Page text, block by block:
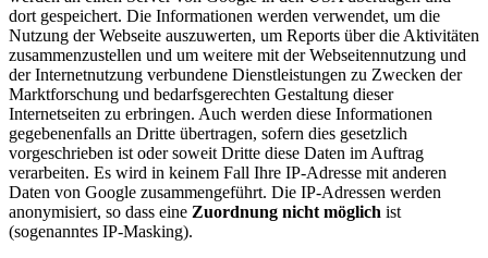
dort gespeichert. Die Informationen werden verwendet, um die
Nutzung der Webseite auszuwerten, um Reports über die Aktivitäten
zusammenzustellen und um weitere mit der Webseitennutzung und
der Internetnutzung verbundene Dienstleistungen zu Zwecken der
Marktforschung und bedarfsgerechten Gestaltung dieser
Internetseiten zu erbringen. Auch werden diese Informationen
gegebenenfalls an Dritte übertragen, sofern dies gesetzlich
vorgeschrieben ist oder soweit Dritte diese Daten im Auftrag
verarbeiten. Es wird in keinem Fall Ihre IP-Adresse mit anderen
Daten von Google zusammengeführt. Die IP-Adressen werden
anonymisiert, so dass eine Zuordnung nicht möglich ist
(sogenanntes IP-Masking).